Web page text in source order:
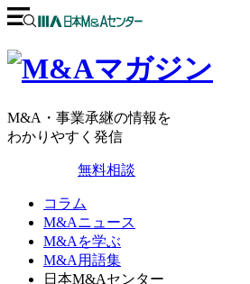
M&A・事業承継の情報を
わかりやすく発信
無料相談
コラム
M&Aニュース
M&Aを学ぶ
M&A用語集
日本M&Aセンター